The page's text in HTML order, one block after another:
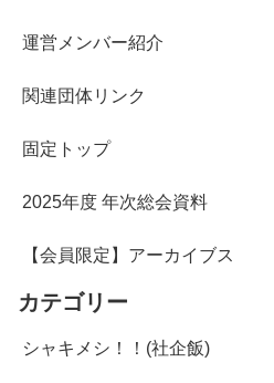
運営メンバー紹介
関連団体リンク
固定トップ
2025年度 年次総会資料
【会員限定】アーカイブス
カテゴリー
シャキメシ！！(社企飯)